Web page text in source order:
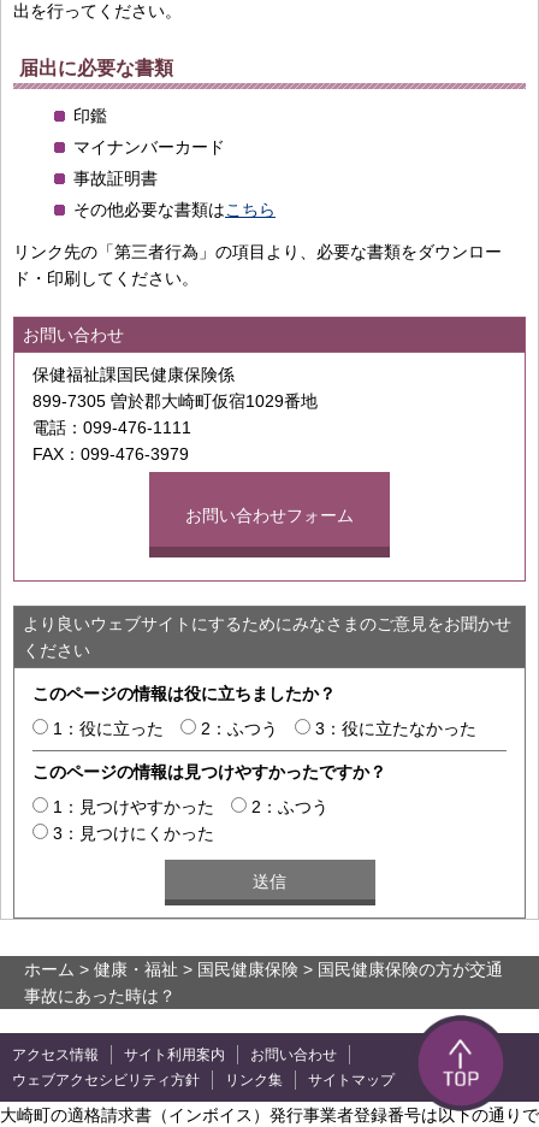
出を行ってください。
届出に必要な書類
印鑑
マイナンバーカード
事故証明書
その他必要な書類はこちら
リンク先の「第三者行為」の項目より、必要な書類をダウンロー
ド・印刷してください。
お問い合わせ
保健福祉課国民健康保険係
899-7305 曽於郡大崎町仮宿1029番地
電話：099-476-1111
FAX：099-476-3979
お問い合わせフォーム
より良いウェブサイトにするためにみなさまのご意見をお聞かせ
ください
このページの情報は役に立ちましたか？
1：役に立った
2：ふつう 3：役に立たなかった
このページの情報は見つけやすかったですか？
1：見つけやすかった
2：ふつう
3：見つけにくかった
ホーム > 健康・福祉 > 国民健康保険 > 国民健康保険の方が交通
事故にあった時は？
アクセス情報 サイト利用案内
お問い合わせ
ウェブアクセシビリティ方針
リンク集 サイトマップ
大崎町の適格請求書（インボイス）発行事業者登録番号は以下の通りで